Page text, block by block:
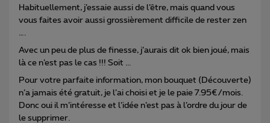
Habituellement, j’essaie aussi de l’être, mais quand vous
vous faites avoir aussi grossièrement difficile de rester zen
….
Avec un peu de plus de finesse, j’aurais dit ok bien joué, mais
là ce n’est pas le cas !!! Soit ...
Pour votre parfaite information, mon bouquet (Découverte)
n’a jamais été gratuit, je l’ai choisi et je le paie 7.95€/mois.
Donc oui il m’intéresse et l’idée n’est pas à l’ordre du jour de
le supprimer.